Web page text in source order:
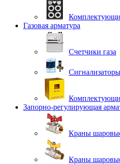
Газовая арматура
Счетчики газа
Запорно-регулирующая
Краны
Краны